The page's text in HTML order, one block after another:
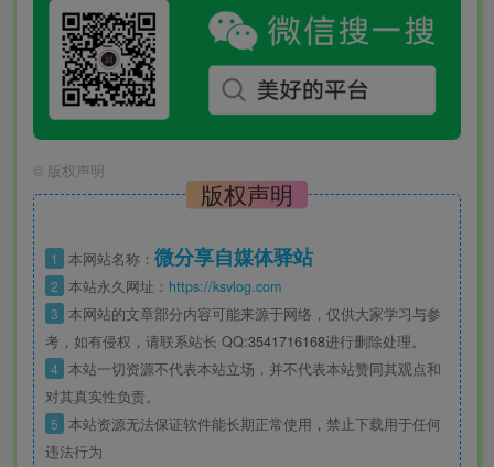
© 版权声明
版权声明
1 本网站名称： 微分享自媒体驿站
2 本站永久网址： https://ksvlog.com
3 本网站的文章部分内容可能来源于网络，仅供大家学习与参
考，如有侵权，请联系站长 QQ:3541716168进行删除处理。
4 本站一切资源不代表本站立场，并不代表本站赞同其观点和
对其真实性负责。
5 本站资源无法保证软件能长期正常使用，禁止下载用于任何
违法行为